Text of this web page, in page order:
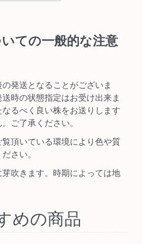
ての一般的な注意
発送となることがございま
時の状態指定はお受け出来ま
るべく良い株をお送りします
ご了承ください。
頂いている環境により色や質
さい。
吹きます。時期によっては地
めの商品